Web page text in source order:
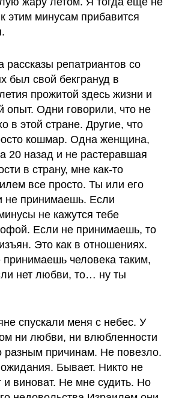
этим минусам прибавится
репатриантов со
был свой бекгрануд в
прожитой здесь жизни и
опыт. Одни говорили, что не
в этой стране. Другие, что
кошмар. Одна женщина,
20 назад и не растеравшая
в страну, мне как-то
все просто. Ты или его
не принимаешь. Если
не кажутся тебе
Если не принимаешь, то
Это как в отношениях.
человека таким,
нет любви, то… ну ты
спускали меня с небес. У
ни любви, ни влюбленности
разным причинам. Не повезло.
Бывает. Никто не
и виноват. Не мне судить. Но